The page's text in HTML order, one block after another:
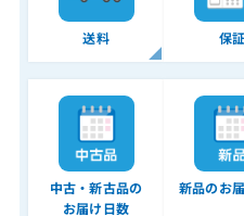
送料 保証
中古・新古品の
お届け日数
新品のお